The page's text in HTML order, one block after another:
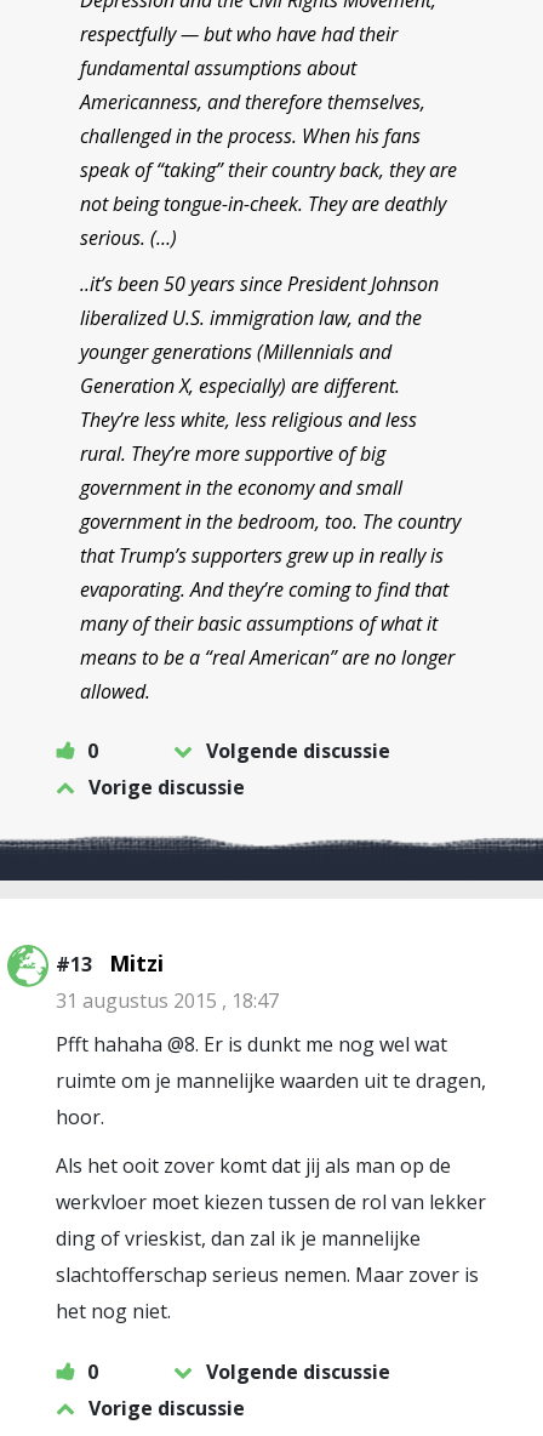
respectfully — but who have had their
fundamental assumptions about
Americanness, and therefore themselves,
challenged in the process. When his fans
speak of “taking” their country back, they are
not being tongue-in-cheek. They are deathly
serious. (…)
..it’s been 50 years since President Johnson
liberalized U.S. immigration law, and the
younger generations (Millennials and
Generation X, especially) are different.
They’re less white, less religious and less
rural. They’re more supportive of big
government in the economy and small
government in the bedroom, too. The country
that Trump’s supporters grew up in really is
evaporating. And they’re coming to find that
many of their basic assumptions of what it
means to be a “real American” are no longer
allowed.
0
Volgende discussie
Vorige discussie
#13 Mitzi
31 augustus 2015 , 18:47
Pfft hahaha @8. Er is dunkt me nog wel wat
ruimte om je mannelijke waarden uit te dragen,
hoor.
Als het ooit zover komt dat jij als man op de
werkvloer moet kiezen tussen de rol van lekker
ding of vrieskist, dan zal ik je mannelijke
slachtofferschap serieus nemen. Maar zover is
het nog niet.
0
Volgende discussie
Vorige discussie